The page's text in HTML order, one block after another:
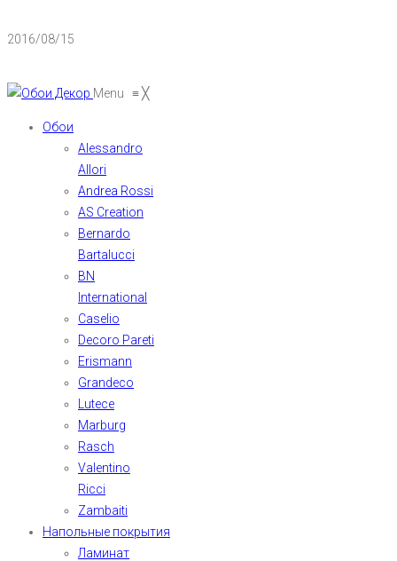
2016/08/15
Menu ≡╳
Обои
Alessandro
Allori
Andrea Rossi
AS Creation
Bernardo
Bartalucci
BN
International
Caselio
Decoro Pareti
Erismann
Grandeco
Lutece
Marburg
Rasch
Valentino
Ricci
Zambaiti
Напольные покрытия
Ламинат